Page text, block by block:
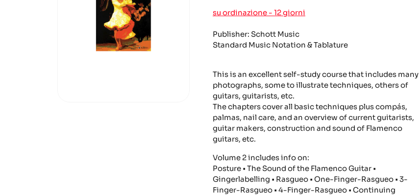
su ordinazione - 12 giorni
Publisher: Schott Music
Standard Music Notation & Tablature
This is an excellent self-study course that includes many
photographs, some to illustrate techniques, others of
guitars, guitarists, etc.
The chapters cover all basic techniques plus compás,
palmas, nail care, and an overview of current guitarists,
guitar makers, construction and sound of Flamenco
guitars, etc.
Volume 2 includes info on:
Posture • The Sound of the Flamenco Guitar •
Gingerlabelling • Rasgueo • One-Finger-Rasgueo • 3-
Finger-Rasgueo • 4-Finger-Rasgueo • Continuing